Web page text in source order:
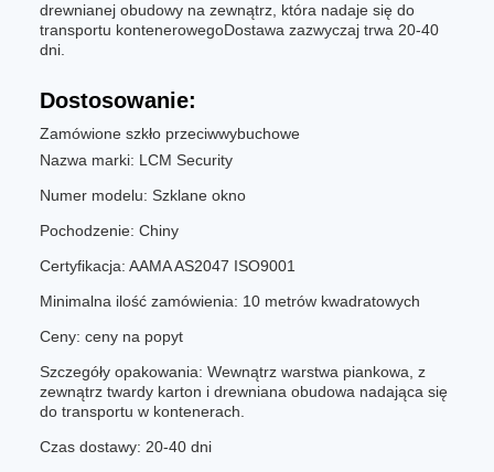
drewnianej obudowy na zewnątrz, która nadaje się do
transportu kontenerowegoDostawa zazwyczaj trwa 20-40
dni.
Dostosowanie:
Zamówione szkło przeciwwybuchowe
Nazwa marki: LCM Security
Numer modelu: Szklane okno
Pochodzenie: Chiny
Certyfikacja: AAMA AS2047 ISO9001
Minimalna ilość zamówienia: 10 metrów kwadratowych
Ceny: ceny na popyt
Szczegóły opakowania: Wewnątrz warstwa piankowa, z
zewnątrz twardy karton i drewniana obudowa nadająca się
do transportu w kontenerach.
Czas dostawy: 20-40 dni